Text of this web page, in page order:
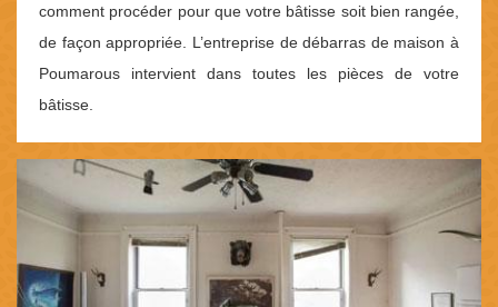
comment procéder pour que votre bâtisse soit bien rangée,
de façon appropriée. L’entreprise de débarras de maison à
Poumarous intervient dans toutes les pièces de votre
bâtisse.